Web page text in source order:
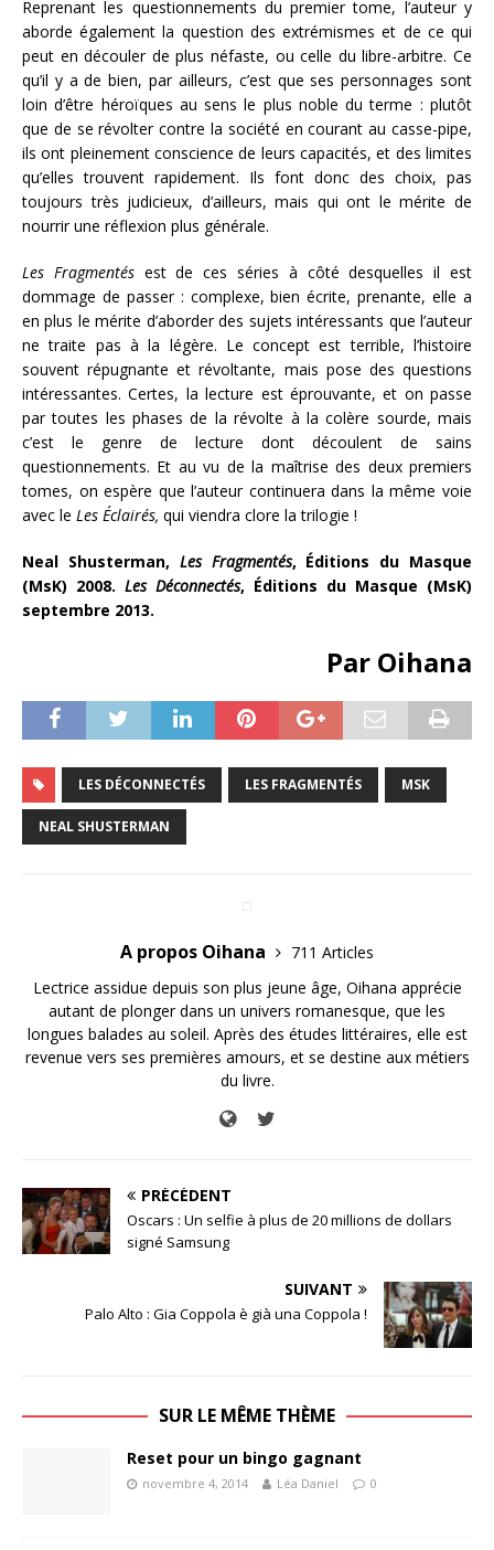
Reprenant les questionnements du premier tome, l’auteur y
aborde également la question des extrémismes et de ce qui
peut en découler de plus néfaste, ou celle du libre-arbitre. Ce
qu’il y a de bien, par ailleurs, c’est que ses personnages sont
loin d’être héroïques au sens le plus noble du terme : plutôt
que de se révolter contre la société en courant au casse-pipe,
ils ont pleinement conscience de leurs capacités, et des limites
qu’elles trouvent rapidement. Ils font donc des choix, pas
toujours très judicieux, d’ailleurs, mais qui ont le mérite de
nourrir une réflexion plus générale.
Les Fragmentésest de ces séries à côté desquelles il est
dommage de passer : complexe, bien écrite, prenante, elle a
en plus le mérite d’aborder des sujets intéressants que l’auteur
ne traite pas à la légère. Le concept est terrible, l’histoire
souvent répugnante et révoltante, mais pose des questions
intéressantes. Certes, la lecture est éprouvante, et on passe
par toutes les phases de la révolte à la colère sourde, mais
c’est le genre de lecture dont découlent de sains
questionnements. Et au vu de la maîtrise des deux premiers
tomes, on espère que l’auteur continuera dans la même voie
avec le Les Éclairés, qui viendra clore la trilogie !
Neal Shusterman, Les Fragmentés, Éditions du Masque
(MsK) 2008. Les Déconnectés, Éditions du Masque (MsK)
septembre 2013.
Par Oihana
LES DÉCONNECTÉS LES FRAGMENTÉS MSK
NEAL SHUSTERMAN
A propos Oihana
711 Articles
Lectrice assidue depuis son plus jeune âge, Oihana apprécie
autant de plonger dans un univers romanesque, que les
longues balades au soleil. Après des études littéraires, elle est
revenue vers ses premières amours, et se destine aux métiers
du livre.
PRÉCÉDENT
Oscars : Un selfie à plus de 20 millions de dollars
signé Samsung
SUIVANT
Palo Alto : Gia Coppola è già una Coppola !
SUR LE MÊME THÈME
Reset pour un bingo gagnant
novembre 4, 2014 Léa Daniel 0